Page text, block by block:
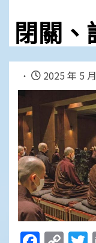
閉關、
2025 年 5